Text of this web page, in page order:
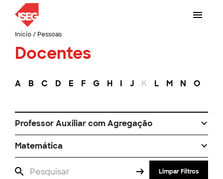
Início/ Pessoas
Docentes
A B C D E F G H I J K L M N O
Professor Auxiliar com Agregação
Matemática
Limpar Filtros